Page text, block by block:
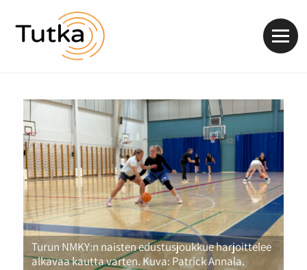
Turun NMKY:n naisten edustusjoukkue harjoittelee
alkavaa kautta varten. Kuva: Patrick Annala.